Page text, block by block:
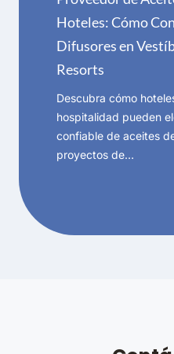
Hoteles: Cómo
Difusores en
Resorts
Descubra cómo
hospitalidad pueden
confiable de aceites
proyectos de…